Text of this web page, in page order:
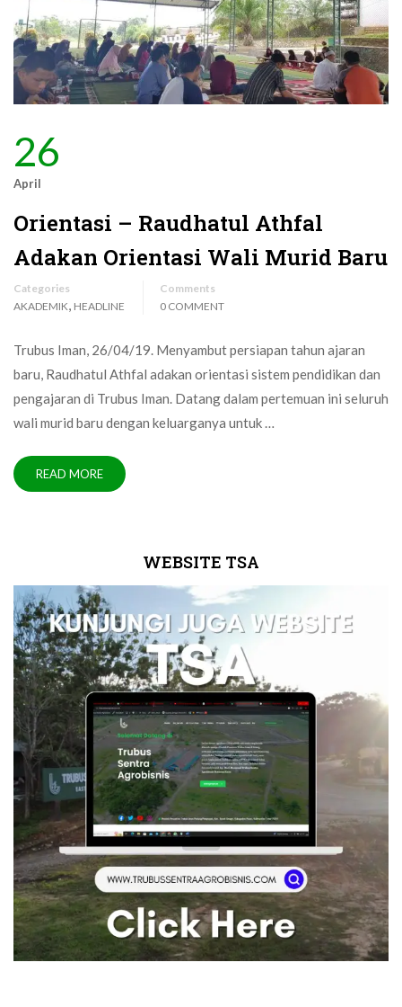
26
April
Orientasi – Raudhatul Athfal
Adakan Orientasi Wali Murid Baru
Categories
AKADEMIK, HEADLINE
Comments
0 COMMENT
Trubus Iman, 26/04/19. Menyambut persiapan tahun ajaran
baru, Raudhatul Athfal adakan orientasi sistem pendidikan dan
pengajaran di Trubus Iman. Datang dalam pertemuan ini seluruh
wali murid baru dengan keluarganya untuk …
READ MORE
WEBSITE TSA